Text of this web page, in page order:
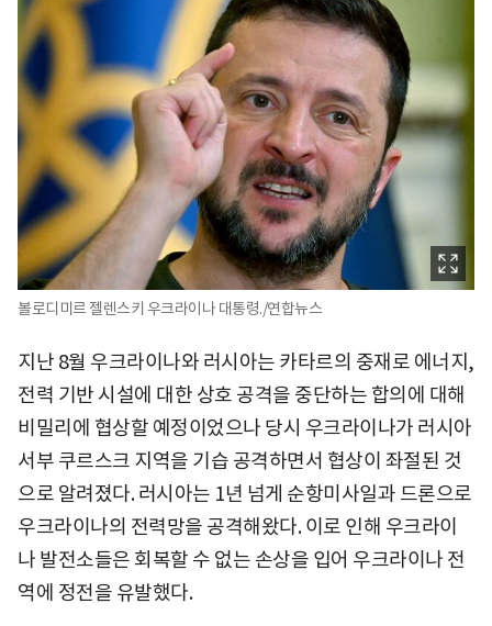
볼로디미르 젤렌스키 우크라이나 대통령./연합뉴스
지난 8월 우크라이나와 러시아는 카타르의 중재로 에너지,
전력 기반 시설에 대한 상호 공격을 중단하는 합의에 대해
비밀리에 협상할 예정이었으나 당시 우크라이나가 러시아
서부 쿠르스크 지역을 기습 공격하면서 협상이 좌절된 것
으로 알려졌다. 러시아는 1년 넘게 순항미사일과 드론으로
우크라이나의 전력망을 공격해왔다. 이로 인해 우크라이
나 발전소들은 회복할 수 없는 손상을 입어 우크라이나 전
역에 정전을 유발했다.